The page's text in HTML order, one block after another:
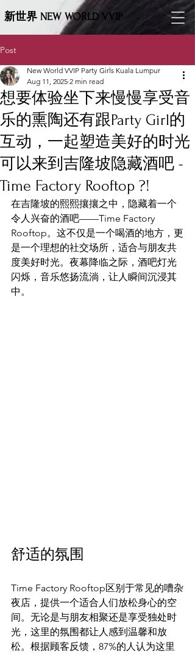
新世界 NEW WORLD VVIP
Post
想要体验坐下来慢慢享受音
乐的熏陶还有跟Party Girl的
互动，一起塑造美好的时光
可以来到吉隆坡隐藏酒吧 -
Time Factory Rooftop ?!
New World VVIP Party Girls Kuala Lumpur
Aug 11, 2025 2 min read
在吉隆坡的熙熙攘攘之中，隐藏着一个
令人兴奋的酒吧——Time Factory
Rooftop。这不仅是一个喝酒的地方，更
是一个理想的社交场所，适合与朋友共
度美好时光。夜幕降临之际，酒吧灯光
闪烁，音乐悠扬流淌，让人瞬间沉浸其
中。
舒适的氛围
Time Factory Rooftop区别于常见的嘈杂
夜店，提供一个适合人们放松身心的空
间。无论是与朋友相聚还是享受独处时
光，这里的氛围都让人感到温馨和放
松。根据顾客反馈，87%的人认为这里